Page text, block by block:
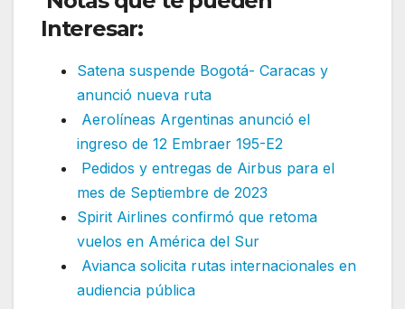
Interesar:
Satena suspende Bogotá- Caracas y
anunció nueva ruta
Aerolíneas Argentinas anunció el
ingreso de 12 Embraer 195-E2
Pedidos y entregas de Airbus para el
mes de Septiembre de 2023
Spirit Airlines confirmó que retoma
vuelos en América del Sur
Avianca solicita rutas internacionales en
audiencia pública